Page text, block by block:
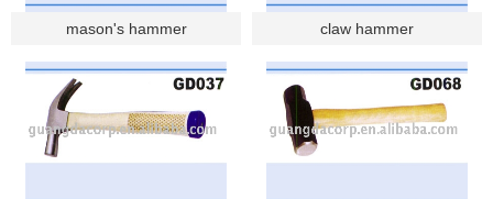
mason's hammer claw hammer